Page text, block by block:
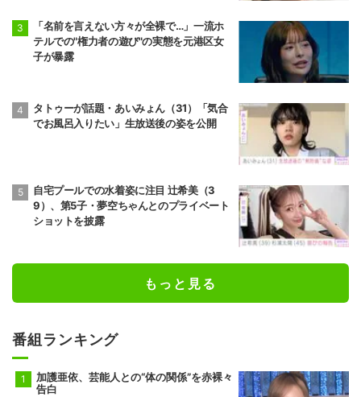
「名前を言えない方々が全裸で…」一流ホ
テルでの"権力者の遊び"の実態を元港区女
子が暴露
タトゥーが話題・あいみょん（31）「気合
でお風呂入りたい」生放送後の姿を公開
自宅プールでの水着姿に注目 辻希美（3
9）、第5子・夢空ちゃんとのプライベート
ショットを披露
もっと見る
番組ランキング
加護亜依、芸能人との“体の関係”を赤裸々
告白